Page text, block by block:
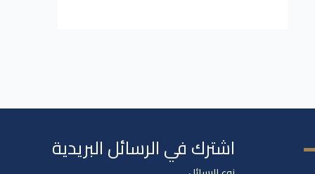
اشترك في الرسائل البريدية